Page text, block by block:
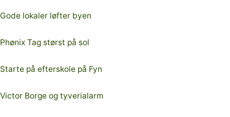
Gode lokaler løfter byen
Phønix Tag størst på sol
Starte på efterskole på Fyn
Victor Borge og tyverialarm